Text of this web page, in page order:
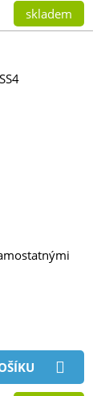
skladem